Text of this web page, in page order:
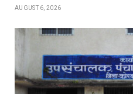
AUGUST 6, 2026